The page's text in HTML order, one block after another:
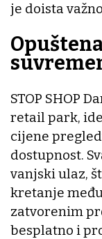
je doista
STOP SHOP
retail park,
cijene
dostupnost.
vanjski ulaz,
kretanje
zatvorenim
besplatno i